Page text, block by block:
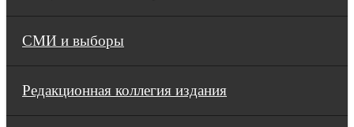
СМИ и выборы
Редакционная коллегия издания